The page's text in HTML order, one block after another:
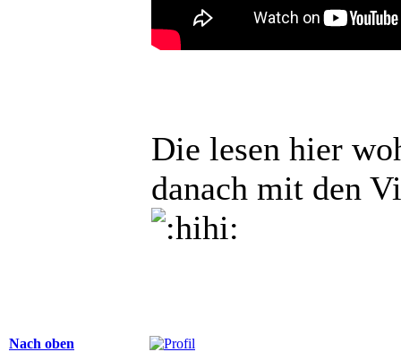
Die lesen hier
danach mit den
Nach oben